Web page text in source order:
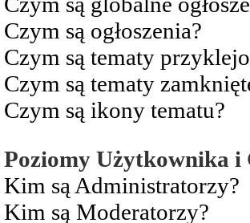
Czym są ogłoszenia?
Czym są tematy
Czym są tematy
Czym są ikony tematu?
Poziomy Użytkownika i
Kim są Administratorzy?
Kim są Moderatorzy?